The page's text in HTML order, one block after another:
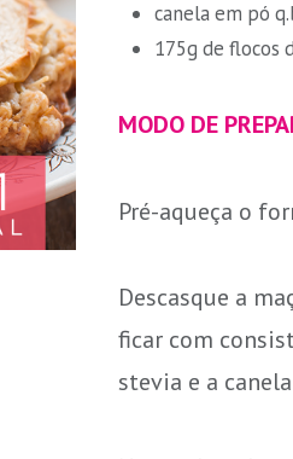
canela em pó
175g de flocos
MODO DE
Pré-aqueça o
Descasque a
ficar com
stevia e a